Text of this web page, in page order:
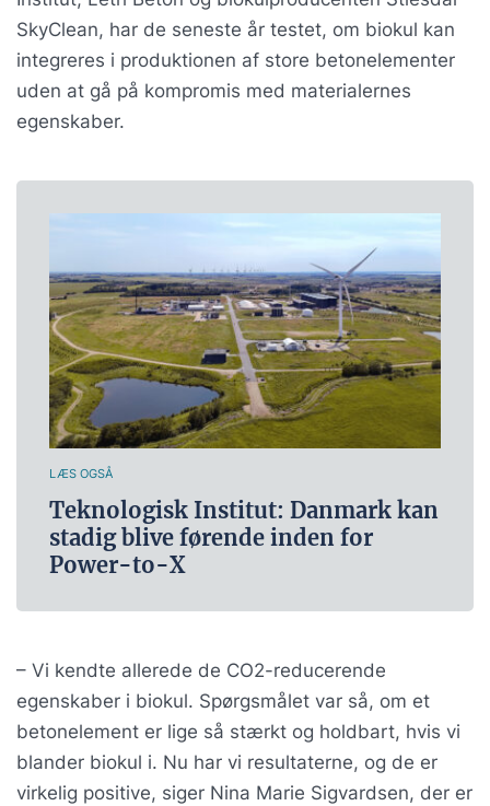
SkyClean, har de seneste år testet, om biokul kan
integreres i produktionen af store betonelementer
uden at gå på kompromis med materialernes
egenskaber.
LÆS OGSÅ
Teknologisk Institut: Danmark kan
stadig blive førende inden for
Power-to-X
– Vi kendte allerede de CO2-reducerende
egenskaber i biokul. Spørgsmålet var så, om et
betonelement er lige så stærkt og holdbart, hvis vi
blander biokul i. Nu har vi resultaterne, og de er
virkelig positive, siger Nina Marie Sigvardsen, der er